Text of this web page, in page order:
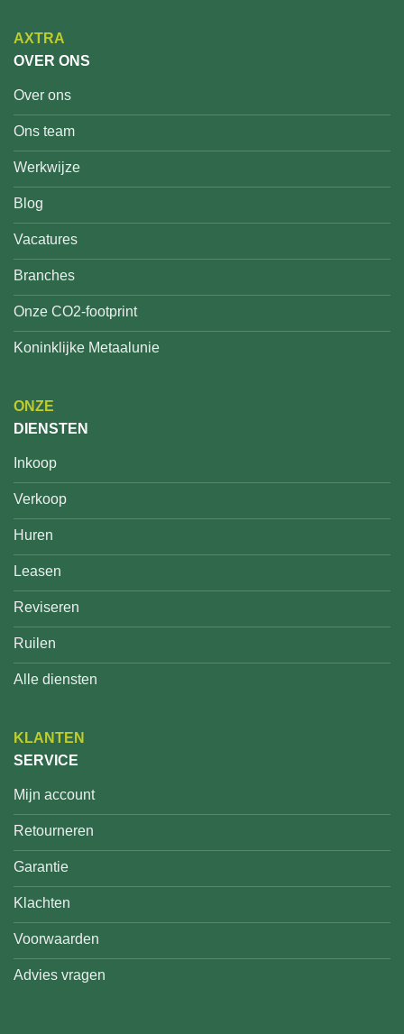
AXTRA
OVER ONS
Over ons
Ons team
Werkwijze
Blog
Vacatures
Branches
Onze CO2-footprint
Koninklijke Metaalunie
ONZE
DIENSTEN
Inkoop
Verkoop
Huren
Leasen
Reviseren
Ruilen
Alle diensten
KLANTEN
SERVICE
Mijn account
Retourneren
Garantie
Klachten
Voorwaarden
Advies vragen